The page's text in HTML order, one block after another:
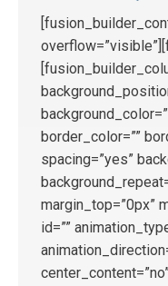
border_color=””
spacing=”yes”
margin_top=”0px”
id=””